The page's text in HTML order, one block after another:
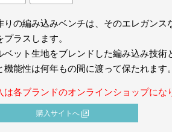
りの編み込みベンチは、そのエレガン
プラスします。
ベット生地をブレンドした編み込み技術
機能性は何年もの間に渡って保たれます。
は各ブランドのオンラインショップにな
購⼊サイトへ